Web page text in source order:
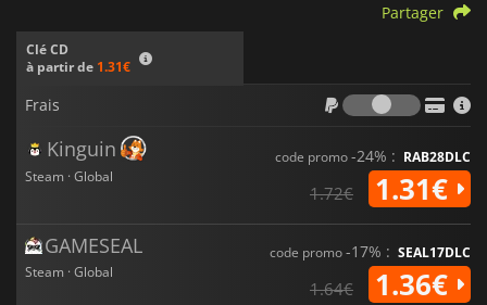
Clé CD
à partir de 1.31€
Partager
Frais
Frais
Kinguin
Steam · Global
code promo-24% : RAB28DLC
1.72€ 1.31€
GAMESEAL
Steam · Global
code promo-17% : SEAL17DLC
1.64€ 1.36€